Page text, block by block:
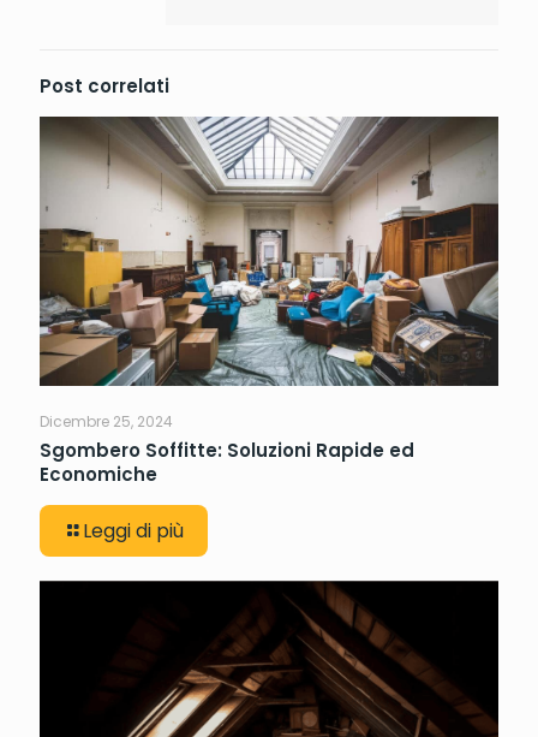
Post correlati
Dicembre 25, 2024
Sgombero Soffitte: Soluzioni Rapide ed
Economiche
Leggi di più